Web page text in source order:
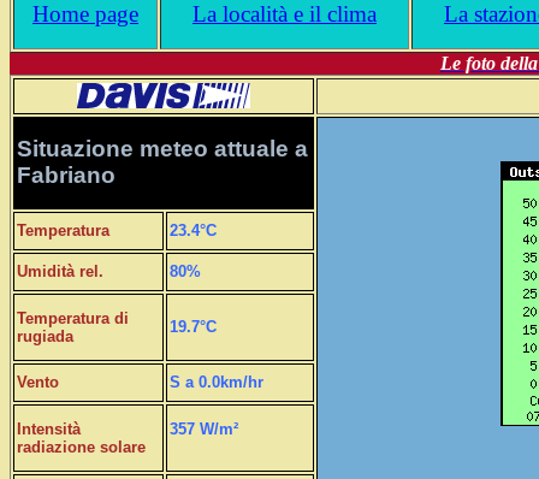
Home page La località e il clima La
Le foto
Situazione meteo attuale a
Fabriano
Temperatura 23.4°C
Umidità rel. 80%
Temperatura di
rugiada
19.7°C
Vento S a 0.0km/hr
Intensità
radiazione solare
357 W/m²